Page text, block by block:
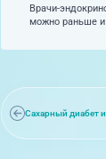
Врачи-
можно раньше и
Сахарный диабет